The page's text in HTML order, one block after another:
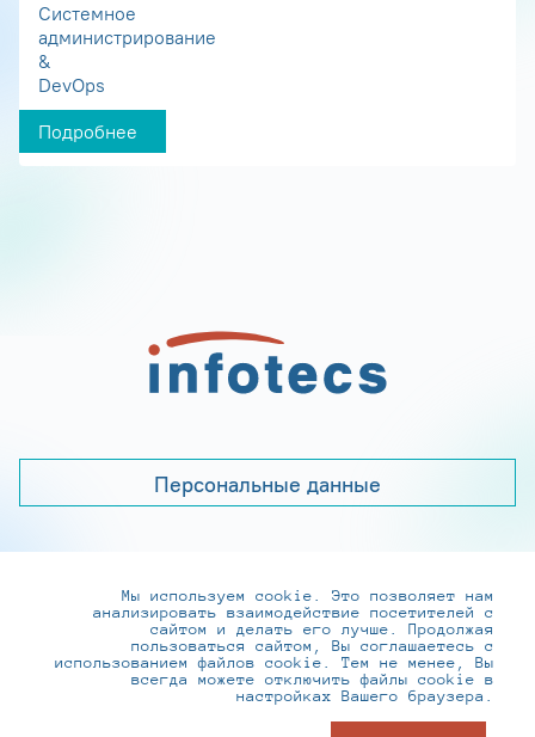
Системное
администрирование
&
DevOps
Подробнее
Персональные данные
+7 (495) 737-6192, 8-800-250-0-260
practice@infotecs.ru,hr@infotecs.ru
127273, г. Москва, Отрадная ул., 2Б строение 1
Мы используем cookie. Это позволяет нам
анализировать взаимодействие посетителей с
сайтом и делать его лучше. Продолжая
пользоваться сайтом, Вы соглашаетесь с
использованием файлов cookie. Тем не менее, Вы
всегда можете отключить файлы cookie в
настройках Вашего браузера.